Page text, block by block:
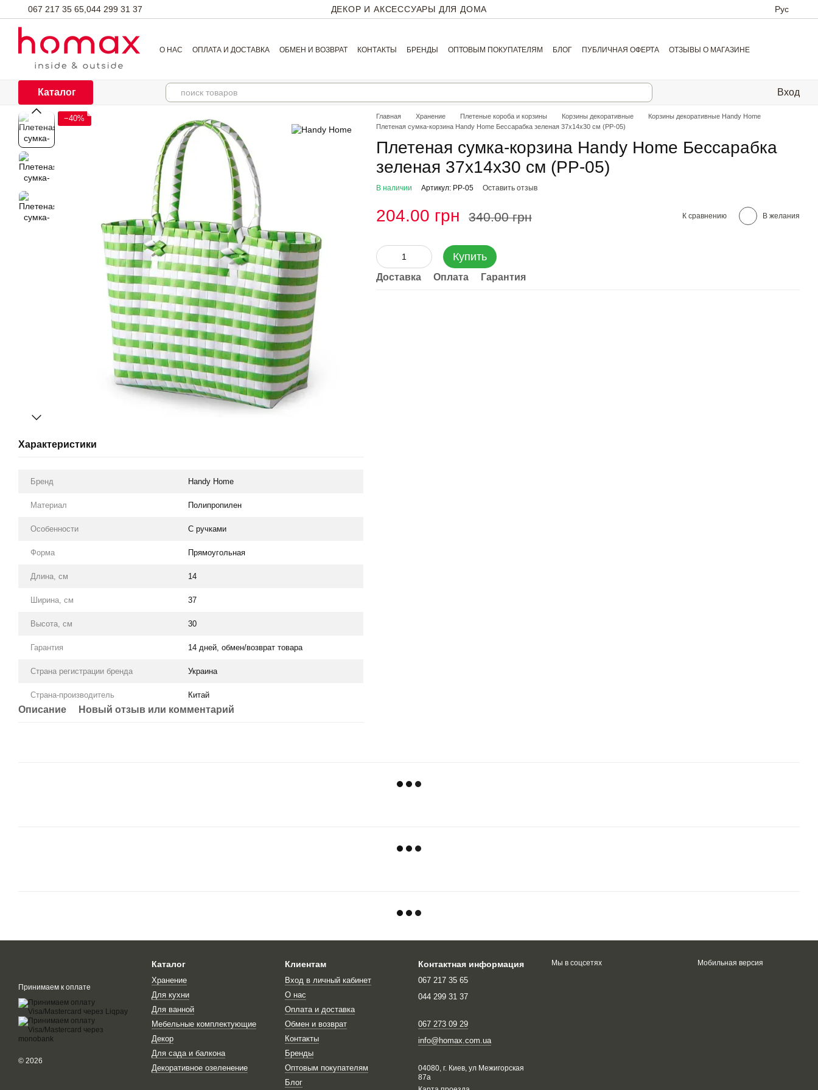
Перейти к основному контенту
067 217 35 65, 044 299 31 37 ДЕКОР И АКСЕССУАРЫ ДЛЯ ДОМА Рус
О НАС ОПЛАТА И ДОСТАВКА ОБМЕН И ВОЗВРАТ КОНТАКТЫ БРЕНДЫ ОПТОВЫМ ПОКУПАТЕЛЯМ БЛОГ ПУБЛИЧНАЯ ОФЕРТА ОТЗЫВЫ О МАГАЗИНЕ
Каталог Вход
−40%
Характеристики
Бренд Handy Home
Материал Полипропилен
Особенности С ручками
Форма Прямоугольная
Длина, см 14
Ширина, см 37
Высота, см 30
Гарантия 14 дней, обмен/возврат товара
Страна регистрации бренда Украина
Страна-производитель Китай
Описание Новый отзыв или комментарий
Главная Хранение Плетеные короба и корзины Корзины декоративные
Корзины декоративные Handy Home
Плетеная сумка-корзина Handy Home Бессарабка зеленая 37х14х30 см (PP-05)
Плетеная сумка-корзина Handy Home Бессарабка
зеленая 37х14х30 см (PP-05)
В наличии Артикул: PP-05 Оставить отзыв
204.00 грн 340.00 грн К сравнению В желания
Купить
Доставка Оплата Гарантия
Принимаем к оплате
© 2026
Каталог
Хранение
Для кухни
Для ванной
Мебельные комплектующие
Декор
Для сада и балкона
Декоративное озеленение
Клиентам
Вход в личный кабинет
О нас
Оплата и доставка
Обмен и возврат
Контакты
Бренды
Оптовым покупателям
Блог
Контактная информация
067 217 35 65
044 299 31 37
067 273 09 29
info@homax.com.ua
04080, г. Киев, ул Межигорская
87а
Мы в соцсетях Мобильная версия